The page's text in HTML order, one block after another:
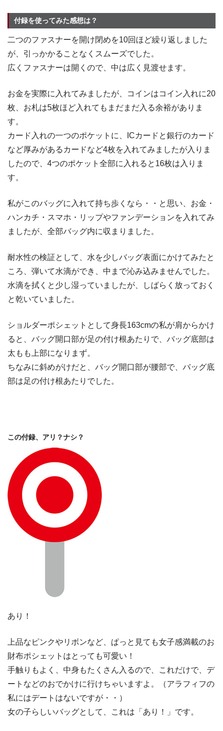
付録を使ってみた感想は？
二つのファスナーを開け閉めを10回ほど繰り返しました
が、引っかかることなくスムーズでした。
広くファスナーは開くので、中は広く見渡せます。
お金を実際に入れてみましたが、コインはコイン入れに20
枚、お札は5枚ほど入れてもまだまだ入る余裕がありま
す。
カード入れの一つのポケットに、ICカードと銀行のカード
など厚みがあるカードなど4枚を入れてみましたが入りま
したので、4つのポケット全部に入れると16枚は入りま
す。
私がこのバッグに入れて持ち歩くなら・・と思い、お金・
ハンカチ・スマホ・リップやファンデーションを入れてみ
ましたが、全部バッグ内に収まりました。
耐水性の検証として、水を少しバッグ表面にかけてみたと
ころ、弾いて水滴ができ、中まで沁み込みませんでした。
水滴を拭くと少し湿っていましたが、しばらく放っておく
と乾いていました。
ショルダーポシェットとして身長163cmの私が肩からかけ
ると、バッグ開口部が足の付け根あたりで、バッグ底部は
太もも上部になりまず。
ちなみに斜めがけだと、バッグ開口部が腰部で、バッグ底
部は足の付け根あたりでした。
この付録、アリ？ナシ？
あり！
上品なピンクやリボンなど、ぱっと見ても女子感満載のお
財布ポシェットはとっても可愛い！
手触りもよく、中身もたくさん入るので、これだけで、デ
ートなどのおでかけに行けちゃいますよ。（アラフィフの
私にはデートはないですが・・）
女の子らしいバッグとして、これは「あり！」です。